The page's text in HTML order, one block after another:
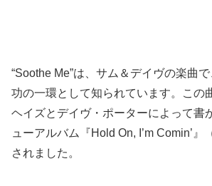
“Soothe Me”は、サム＆デイヴの楽曲
功の一環として知られています。この
ヘイズとデイヴ・ポーターによって書
ューアルバム『Hold On, I’m Comin’』
されました。